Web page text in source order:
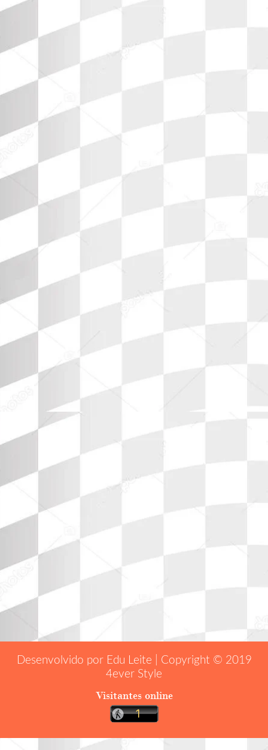
Desenvolvido por Edu Leite | Copyright © 2019
4ever Style
Visitantes online